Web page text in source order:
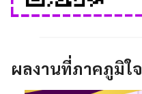
ผลงานที่ภาคภูมิใจ